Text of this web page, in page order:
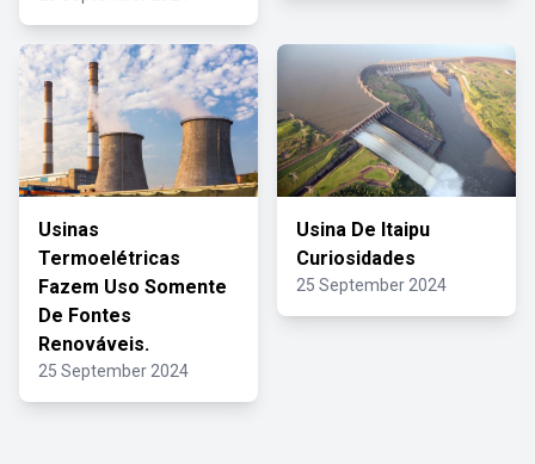
Usinas
Termoelétricas
Fazem Uso Somente
De Fontes
Renováveis.
25 September 2024
Usina De Itaipu
Curiosidades
25 September 2024